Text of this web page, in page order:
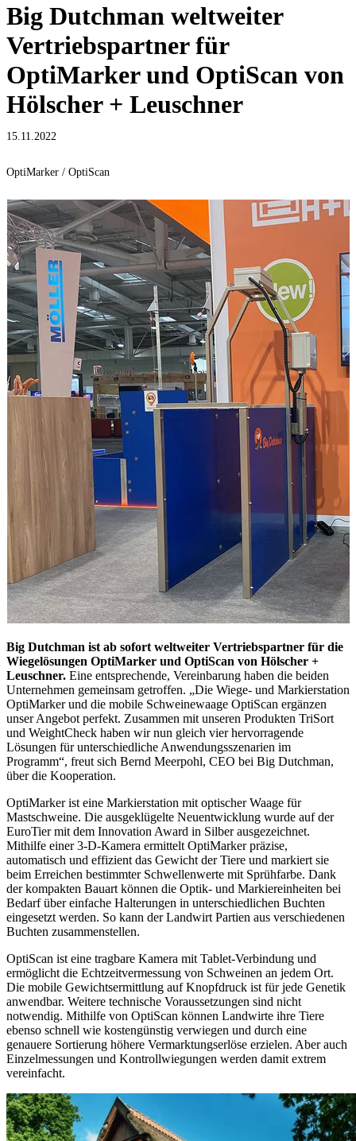
Big Dutchman weltweiter
Vertriebspartner für
OptiMarker und OptiScan von
Hölscher + Leuschner
15.11.2022
OptiMarker / OptiScan
Big Dutchman ist ab sofort weltweiter Vertriebspartner für die
Wiegelösungen OptiMarker und OptiScan von Hölscher +
Leuschner. Eine entsprechende, Vereinbarung haben die beiden
Unternehmen gemeinsam getroffen. „Die Wiege- und Markierstation
OptiMarker und die mobile Schweinewaage OptiScan ergänzen
unser Angebot perfekt. Zusammen mit unseren Produkten TriSort
und WeightCheck haben wir nun gleich vier hervorragende
Lösungen für unterschiedliche Anwendungsszenarien im
Programm“, freut sich Bernd Meerpohl, CEO bei Big Dutchman,
über die Kooperation.
OptiMarker ist eine Markierstation mit optischer Waage für
Mastschweine. Die ausgeklügelte Neuentwicklung wurde auf der
EuroTier mit dem Innovation Award in Silber ausgezeichnet.
Mithilfe einer 3-D-Kamera ermittelt OptiMarker präzise,
automatisch und effizient das Gewicht der Tiere und markiert sie
beim Erreichen bestimmter Schwellenwerte mit Sprühfarbe. Dank
der kompakten Bauart können die Optik- und Markiereinheiten bei
Bedarf über einfache Halterungen in unterschiedlichen Buchten
eingesetzt werden. So kann der Landwirt Partien aus verschiedenen
Buchten zusammenstellen.
OptiScan ist eine tragbare Kamera mit Tablet-Verbindung und
ermöglicht die Echtzeitvermessung von Schweinen an jedem Ort.
Die mobile Gewichtsermittlung auf Knopfdruck ist für jede Genetik
anwendbar. Weitere technische Voraussetzungen sind nicht
notwendig. Mithilfe von OptiScan können Landwirte ihre Tiere
ebenso schnell wie kostengünstig verwiegen und durch eine
genauere Sortierung höhere Vermarktungserlöse erzielen. Aber auch
Einzelmessungen und Kontrollwiegungen werden damit extrem
vereinfacht.